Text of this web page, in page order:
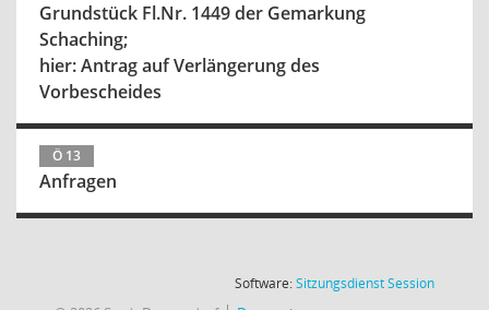
Grundstück Fl.Nr. 1449 der Gemarkung
Schaching;
hier: Antrag auf Verlängerung des
Vorbescheides
Ö 13
Anfragen
Software:SitzungsdienstSession(Wird in